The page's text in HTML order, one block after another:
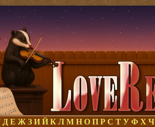
Д Е Ж З И Й К Л М Н О П Р С Т У Ф Х Ч